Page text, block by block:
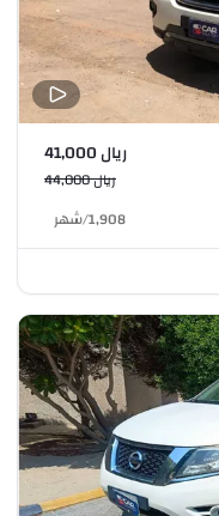
ريال 41,000
ريال 44,000
1,908
/شهر